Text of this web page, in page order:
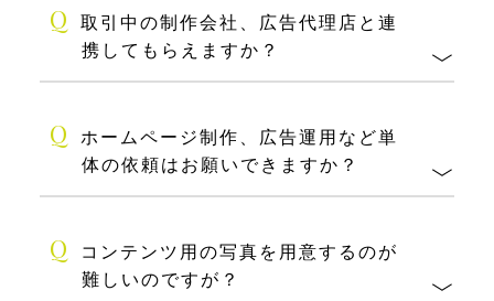
Q
取引中の制作会社、広告代理店と連
携してもらえますか？
Q
ホームページ制作、広告運用など単
体の依頼はお願いできますか？
Q
コンテンツ用の写真を用意するのが
難しいのですが？